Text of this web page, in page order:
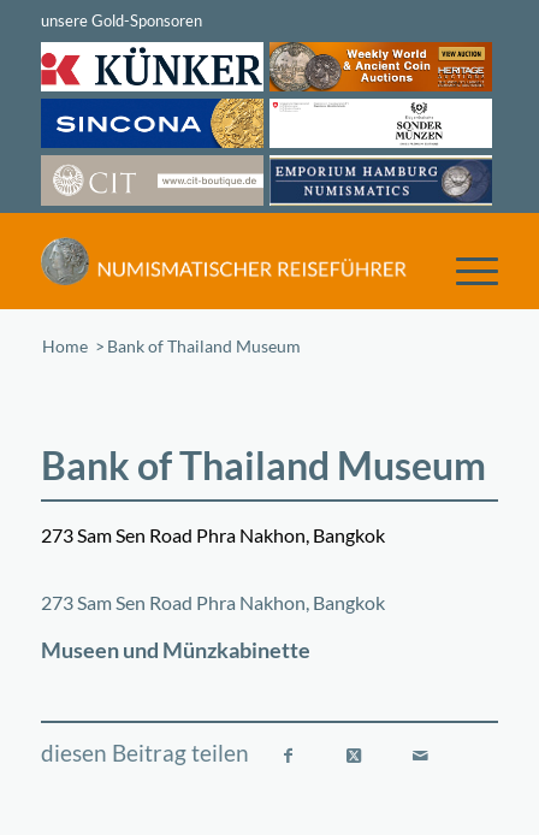
Home /Bank of Thailand Museum
Bank of Thailand Museum
273 Sam Sen Road Phra Nakhon, Bangkok
+
273 Sam Sen Road Phra Nakhon, Bangkok
Museen und Münzkabinette